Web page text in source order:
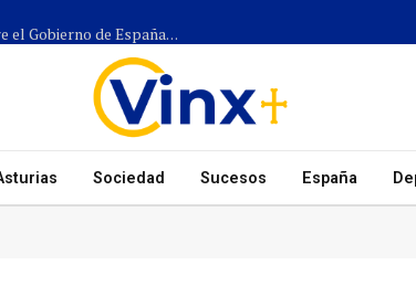
Más de 1.300 efectivos participarán en el dispositivo coordinado entre el Gobierno de España, el Principado de Asturias y los ayuntamientos para el eclipse del 12 de agosto
Sociedad Sucesos España